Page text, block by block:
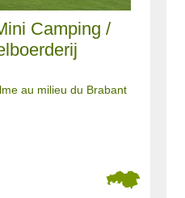
Camping /
au milieu du Brabant